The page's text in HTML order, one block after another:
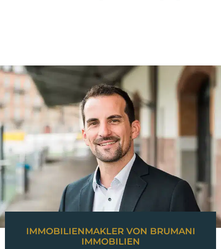
IMMOBILIENMAKLER VON BRUMANI
IMMOBILIEN